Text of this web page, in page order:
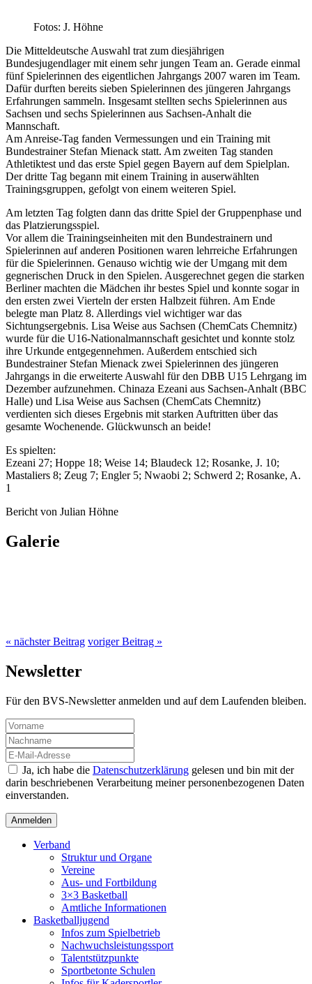
Fotos: J. Höhne
Die Mitteldeutsche Auswahl trat zum diesjährigen
Bundesjugendlager mit einem sehr jungen Team an. Gerade einmal
fünf Spielerinnen des eigentlichen Jahrgangs 2007 waren im Team.
Dafür durften bereits sieben Spielerinnen des jüngeren Jahrgangs
Erfahrungen sammeln. Insgesamt stellten sechs Spielerinnen aus
Sachsen und sechs Spielerinnen aus Sachsen-Anhalt die
Mannschaft.
Am Anreise-Tag fanden Vermessungen und ein Training mit
Bundestrainer Stefan Mienack statt. Am zweiten Tag standen
Athletiktest und das erste Spiel gegen Bayern auf dem Spielplan.
Der dritte Tag begann mit einem Training in auserwählten
Trainingsgruppen, gefolgt von einem weiteren Spiel.
Am letzten Tag folgten dann das dritte Spiel der Gruppenphase und
das Platzierungsspiel.
Vor allem die Trainingseinheiten mit den Bundestrainern und
Spielerinnen auf anderen Positionen waren lehrreiche Erfahrungen
für die Spielerinnen. Genauso wichtig wie der Umgang mit dem
gegnerischen Druck in den Spielen. Ausgerechnet gegen die starken
Berliner machten die Mädchen ihr bestes Spiel und konnte sogar in
den ersten zwei Vierteln der ersten Halbzeit führen. Am Ende
belegte man Platz 8. Allerdings viel wichtiger war das
Sichtungsergebnis. Lisa Weise aus Sachsen (ChemCats Chemnitz)
wurde für die U16-Nationalmannschaft gesichtet und konnte stolz
ihre Urkunde entgegennehmen. Außerdem entschied sich
Bundestrainer Stefan Mienack zwei Spielerinnen des jüngeren
Jahrgangs in die erweiterte Auswahl für den DBB U15 Lehrgang im
Dezember aufzunehmen. Chinaza Ezeani aus Sachsen-Anhalt (BBC
Halle) und Lisa Weise aus Sachsen (ChemCats Chemnitz)
verdienten sich dieses Ergebnis mit starken Auftritten über das
gesamte Wochenende. Glückwunsch an beide!
Es spielten:
Ezeani 27; Hoppe 18; Weise 14; Blaudeck 12; Rosanke, J. 10;
Mastaliers 8; Zeug 7; Engler 5; Nwaobi 2; Schwerd 2; Rosanke, A.
1
Bericht von Julian Höhne
Galerie
« nächster Beitrag voriger Beitrag »
Newsletter
Für den BVS-Newsletter anmelden und auf dem Laufenden bleiben.
Ja, ich habe die Datenschutzerklärung gelesen und bin mit der
darin beschriebenen Verarbeitung meiner personenbezogenen Daten
einverstanden.
Verband
Struktur und Organe
Vereine
Aus- und Fortbildung
3×3 Basketball
Amtliche Informationen
Basketballjugend
Infos zum Spielbetrieb
Nachwuchsleistungssport
Talentstützpunkte
Sportbetonte Schulen